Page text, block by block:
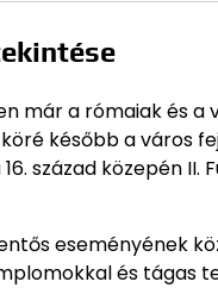
már a rómaiak és
később a város
század közepén
eseményének
és tágas